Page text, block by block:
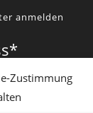
Zustimmung
anmelden
*